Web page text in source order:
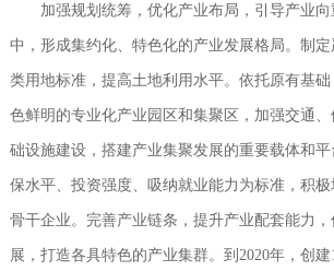
加强规划统筹，优化产业布局，引导产业向
中，形成集约化、特色化的产业发展格局。制
类用地标准，提高土地利用水平。依托原有基
色鲜明的专业化产业园区和集聚区，加强交通
础设施建设，搭建产业集聚发展的重要载体和
保水平、投资强度、吸纳就业能力为标准，积
骨干企业。完善产业链条，提升产业配套能力
展，打造各具特色的产业集群。到2020年，创